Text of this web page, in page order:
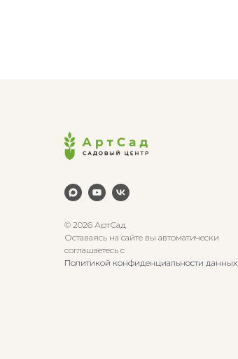
© 2026 АртСад
Оставаясь на сайте вы автоматически
соглашаетесь с
Политикой конфиденциальности данных